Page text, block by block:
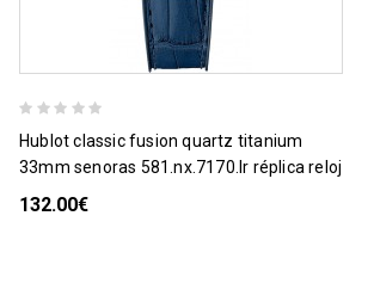
hublot classic fusion quartz titanium
33mm senoras 581.nx.7170.lr réplica reloj
132.00€